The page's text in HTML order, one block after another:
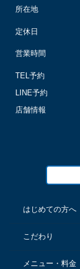
所在地
定休日
営業時間
TEL予約
LINE予約
店舗情報
はじめての方へ
こだわり
メニュー・料金